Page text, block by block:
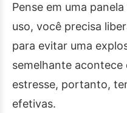
Pense em uma
uso, você precisa
para evitar uma
semelhante
estresse, portanto,
efetivas.